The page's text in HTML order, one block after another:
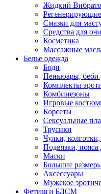
Жидкий
Регенерирующие
Смазки для
Средства для
Косметика
Массажные
Белье одежда
Боди
Пеньюары,
Комплекты
Комбинезоны
Игровые
Корсеты
Сексуальные
Трусики
Чулки,
Подвязки, пояса
Маски
Большие
Аксессуары
Мужское
Фетиш и БДСМ